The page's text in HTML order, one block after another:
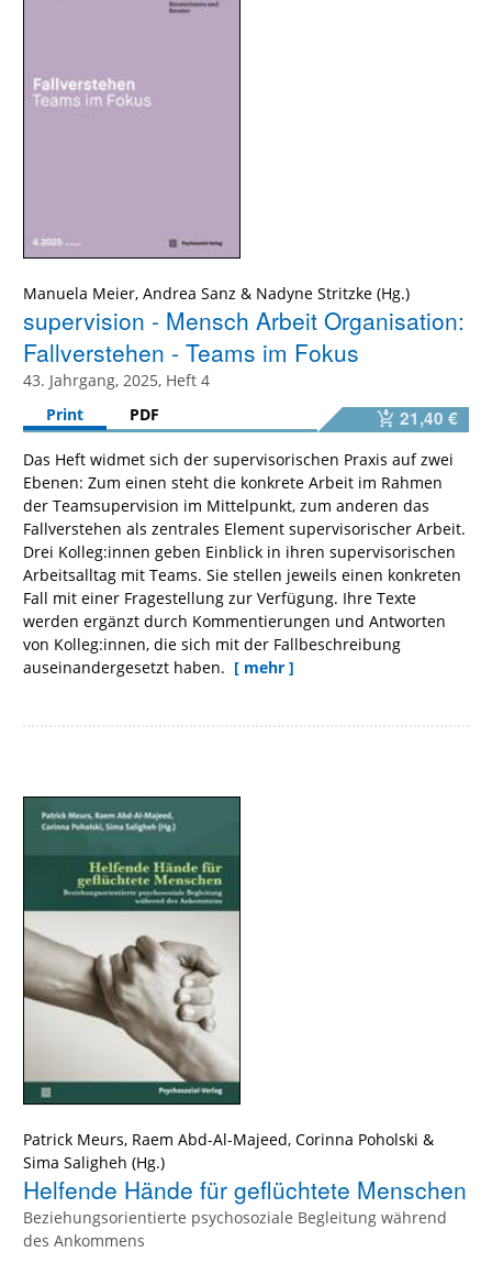
Manuela Meier, Andrea Sanz & Nadyne Stritzke (Hg.)
supervision - Mensch Arbeit Organisation:
Fallverstehen - Teams im Fokus
43. Jahrgang, 2025, Heft 4
Print
PDF 21,40 €
Das Heft widmet sich der supervisorischen Praxis auf zwei
Ebenen: Zum einen steht die konkrete Arbeit im Rahmen
der Teamsupervision im Mittelpunkt, zum anderen das
Fallverstehen als zentrales Element supervisorischer Arbeit.
Drei Kolleg:innen geben Einblick in ihren supervisorischen
Arbeitsalltag mit Teams. Sie stellen jeweils einen konkreten
Fall mit einer Fragestellung zur Verfügung. Ihre Texte
werden ergänzt durch Kommentierungen und Antworten
von Kolleg:innen, die sich mit der Fallbeschreibung
auseinandergesetzt haben. [ mehr ]
Patrick Meurs, Raem Abd-Al-Majeed, Corinna Poholski &
Sima Saligheh
Helfende Hände für geflüchtete Menschen
Beziehungsorientierte psychosoziale Begleitung während
des Ankommens